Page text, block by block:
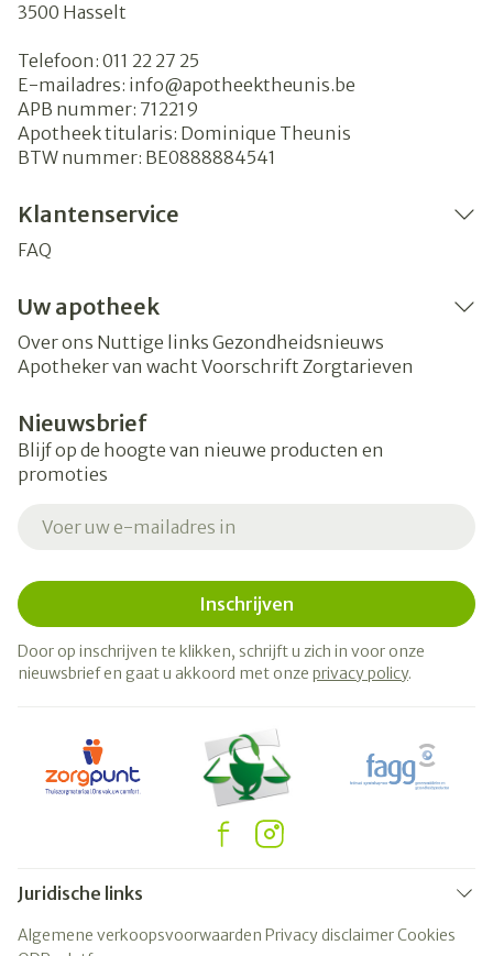
3500 Hasselt
Telefoon: 011 22 27 25
E-mailadres: info@apotheektheunis.be
APB nummer: 712219
Apotheek titularis: Dominique Theunis
BTW nummer: BE0888884541
Klantenservice
FAQ
Uw apotheek
Over ons Nuttige links Gezondheidsnieuws
Apotheker van wacht Voorschrift Zorgtarieven
Nieuwsbrief
Blijf op de hoogte van nieuwe producten en
promoties
Inschrijven
Door op inschrijven te klikken, schrijft u zich in voor onze
nieuwsbrief en gaat u akkoord met onze privacy policy.
Juridische links
Algemene verkoopsvoorwaarden Privacy disclaimerCookies